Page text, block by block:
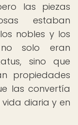
las piezas
estaban
nobles y los
no solo eran
sino que
propiedades
las convertía
vida diaria y en